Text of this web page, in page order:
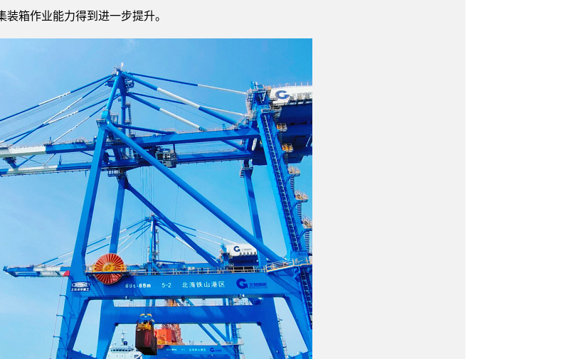
箱作业能力得到进一步提升。